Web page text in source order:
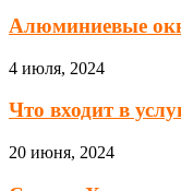
Алюминиевые
4 июля, 2024
Что входит в
20 июня, 2024